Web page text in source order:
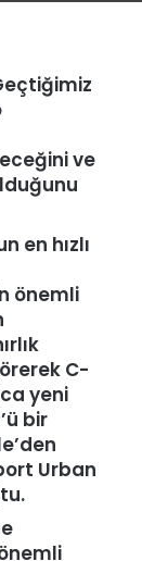
ve
en hızlı
önemli
C-
yeni
’ü bir
’den
Urban